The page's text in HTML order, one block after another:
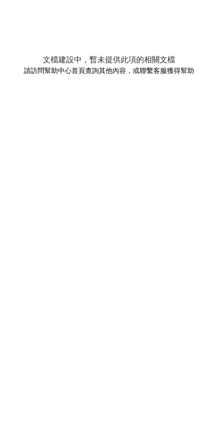
文檔建設中，暫未提供此項的相關文檔
請訪問幫助中心首頁查詢其他內容，或聯繫客服獲得幫助